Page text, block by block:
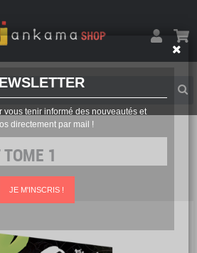
vous tenir informé des nouveautés et
directement par mail !
JE M'INSCRIS !
TOME 1